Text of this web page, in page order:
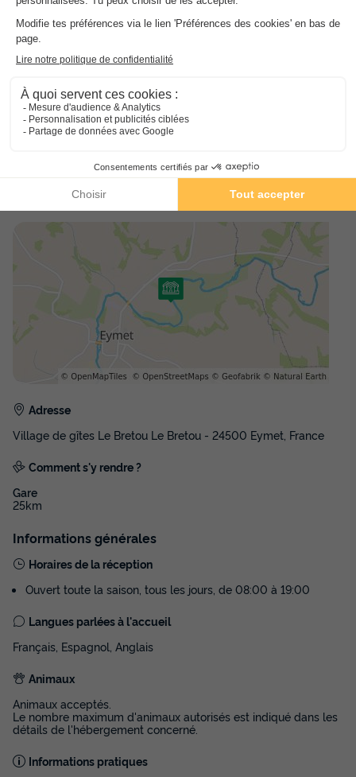
🔎 À faire absolument Flâner dans la bastide d’Eymet : son
marché animé du jeudi matin est un incontournable pour
découvrir les saveurs locales. Partir en canoë sur le Dropt,
au départ d’Allemans-du-Dropt, pour une balade
Bridoire, un château médiéval vivant avec de nombreux
jeux anciens pour petits et grands. Explorer le vignoble de
Monbazillac et déguster ce vin moelleux réputé, avec une
vue imprenable sur la vallée. 🎨 Activités à proximité
long de la vallée du Dropt. Golf, équitation et pêche à
quelques kilomètres.
Adresse
Village de gîtes Le Bretou Le Bretou - 24500 Eymet, France
Comment s'y rendre ?
Gare
25km
Informations générales
Horaires de la réception
Ouvert toute la saison, tous les jours, de 08:00 à 19:00
Langues parlées à l'accueil
Français, Espagnol, Anglais
Animaux
Animaux acceptés.
Le nombre maximum d'animaux autorisés est indiqué dans les
détails de l'hébergement concerné.
Informations pratiques